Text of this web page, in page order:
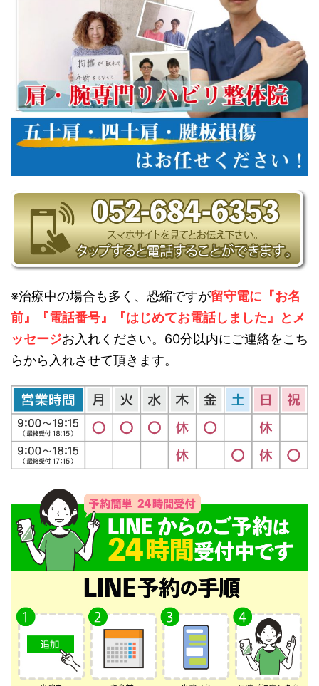
※治療中の場合も多く、恐縮ですが留守電に『お名
前』『電話番号』『はじめてお電話しました』とメ
ッセージお入れください。60分以内にご連絡をこち
らから入れさせて頂きます。